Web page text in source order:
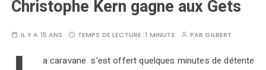
Christophe Kern gagne aux Gets
IL Y A 15 ANS TEMPS DE LECTURE :1 MINUTE PARGILBERT
a caravane s'est offert quelques minutes de détente